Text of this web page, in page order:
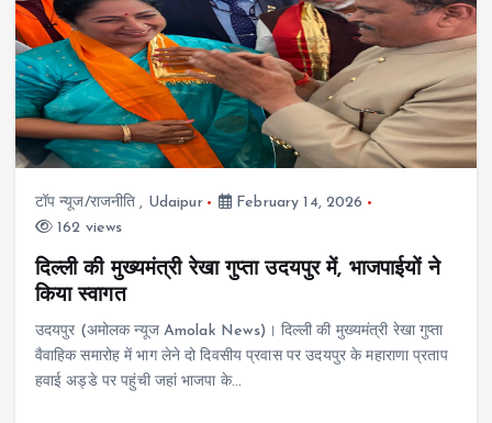
टॉप न्यूज/राजनीति , Udaipur
February 14, 2026
162 views
दिल्ली की मुख्यमंत्री रेखा गुप्ता उदयपुर में, भाजपाईयों ने
किया स्वागत
उदयपुर (अमोलक न्यूज Amolak News)। दिल्ली की मुख्यमंत्री रेखा गुप्ता
वैवाहिक समारोह में भाग लेने दो दिवसीय प्रवास पर उदयपुर के महाराणा प्रताप
हवाई अड्डे पर पहुंची जहां भाजपा के…